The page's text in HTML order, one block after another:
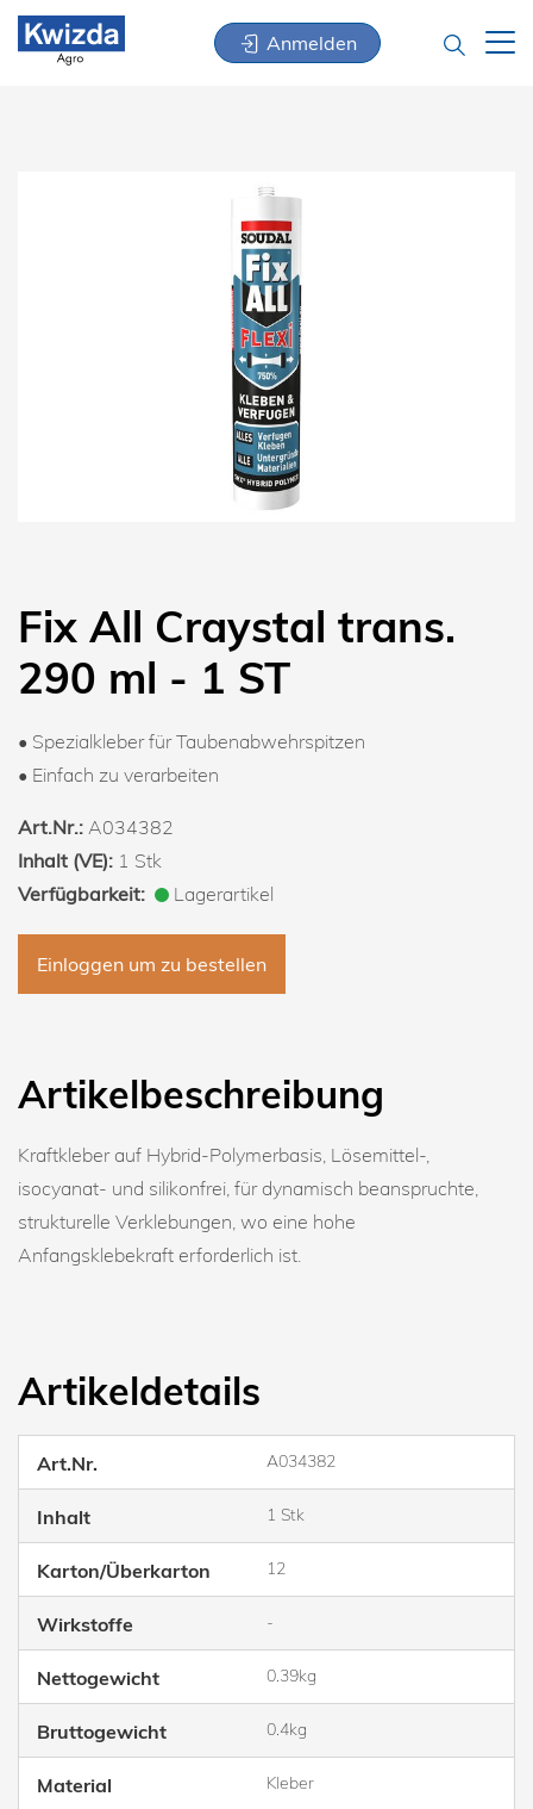
Anmelden
Fix All Craystal trans.
290 ml - 1 ST
• Spezialkleber für Taubenabwehrspitzen
• Einfach zu verarbeiten
Art.Nr.: A034382
Inhalt (VE): 1 Stk
Verfügbarkeit:
Lagerartikel
Einloggen um zu bestellen
Artikelbeschreibung
Kraftkleber auf Hybrid-Polymerbasis, Lösemittel-,
isocyanat- und silikonfrei, für dynamisch beanspruchte,
strukturelle Verklebungen, wo eine hohe
Anfangsklebekraft erforderlich ist.
Artikeldetails
Art.Nr. A034382
Inhalt 1 Stk
Karton/Überkarton 12
Wirkstoffe -
Nettogewicht 0.39kg
Bruttogewicht 0.4kg
Material Kleber